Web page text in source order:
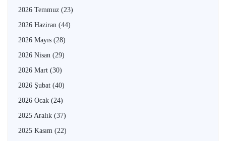
2026 Temmuz (23)
2026 Haziran (44)
2026 Mayıs (28)
2026 Nisan (29)
2026 Mart (30)
2026 Şubat (40)
2026 Ocak (24)
2025 Aralık (37)
2025 Kasım (22)